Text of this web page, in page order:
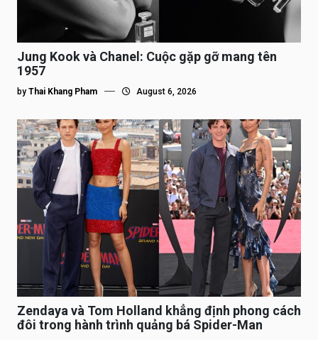
Jung Kook và Chanel: Cuộc gặp gỡ mang tên
1957
by Thai Khang Pham August 6, 2026
Zendaya và Tom Holland khẳng định phong cách
đôi trong hành trình quảng bá Spider-Man